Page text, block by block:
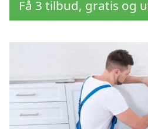
Få 3 tilbud, gratis og